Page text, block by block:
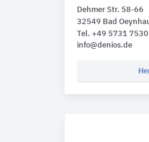
Dehmer Str. 58-66
32549 Bad
Tel. +49 5731 7530
info@denios.de